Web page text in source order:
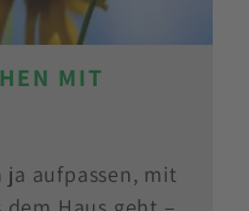
MIT
aufpassen, mit